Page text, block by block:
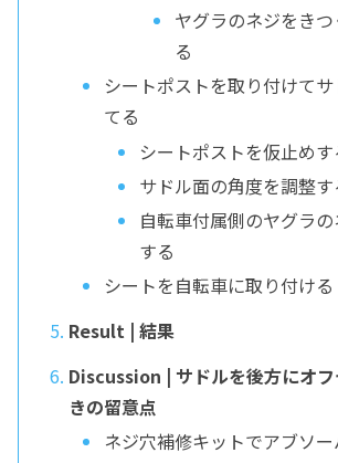
ヤグラのネジをき
る
シートポストを取り付けて
てる
シートポストを仮止めす
サドル面の角度を調整す
自転車付属側のヤグラ
する
シートを自転車に取り付ける
Result | 結果
Discussion | サドルを後方にオ
きの留意点
ネジ穴補修キットでアブソ